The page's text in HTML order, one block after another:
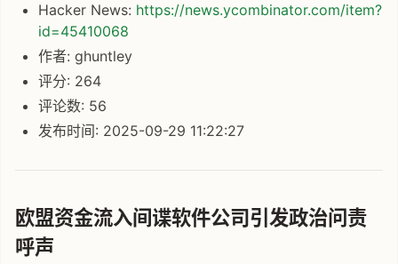
Hacker News: https://news.ycombinator.com/item?
id=45410068
作者: ghuntley
评分: 264
评论数: 56
发布时间: 2025-09-29 11:22:27
欧盟资金流入间谍软件公司引发政治问责
呼声